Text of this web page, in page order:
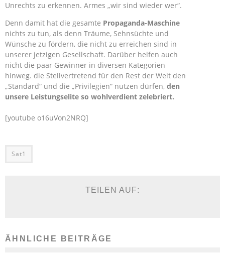
Unrechts zu erkennen. Armes „wir sind wieder wer“.
Denn damit hat die gesamte Propaganda-Maschine
nichts zu tun, als denn Träume, Sehnsüchte und
Wünsche zu fördern, die nicht zu erreichen sind in
unserer jetzigen Gesellschaft. Darüber helfen auch
nicht die paar Gewinner in diversen Kategorien
hinweg. die Stellvertretend für den Rest der Welt den
„Standard“ und die „Privilegien“ nutzen dürfen, den
unsere Leistungselite so wohlverdient zelebriert.
[youtube o16uVon2NRQ]
Sat1
TEILEN AUF:
ÄHNLICHE BEITRÄGE